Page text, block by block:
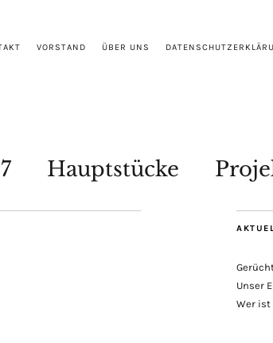
VORSTAND ÜBER UNS
Hauptstücke
Unser
Wer ist